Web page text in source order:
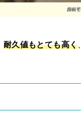
耐久値もとても高く